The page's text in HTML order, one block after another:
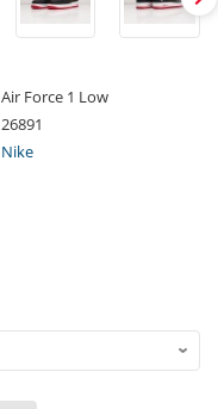
Air Force 1 Low
26891
Nike